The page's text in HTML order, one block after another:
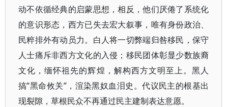
动不依循经典的启蒙思想，相反，他们厌倦了系统化
的意识形态，西方已失去宏大叙事，唯有身份政治、
民粹排外有动员力。白人将一切弊端归咎移民，保守
人士痛斥非西方文化的入侵；移民团体彰显少数族裔
文化，缅怀祖先的辉煌，解构西方文明至上。黑人
搞“黑命攸关”，渲染黑奴血泪史。代议民主的根基出
现裂隙，草根民众不再通过民主建制表达意愿。